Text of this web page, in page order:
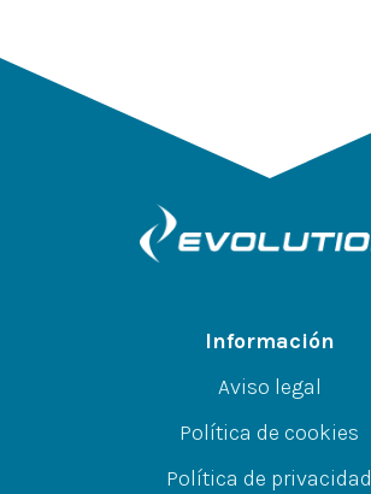
Información
Aviso legal
Política de cookies
Política de privacidad